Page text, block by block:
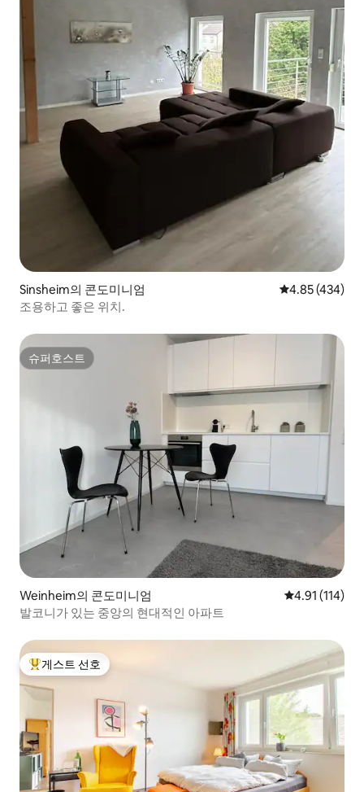
Sinsheim의 콘도미니엄 평점 4.85점(5
4.85 (434)
조용하고 좋은 위치.
슈퍼호스트
슈퍼호스트
Weinheim의 콘도미니엄 평점 4.91점(5
4.91 (114)
발코니가 있는 중앙의 현대적인 아파트
상위 게스트 선호
게스트 선호